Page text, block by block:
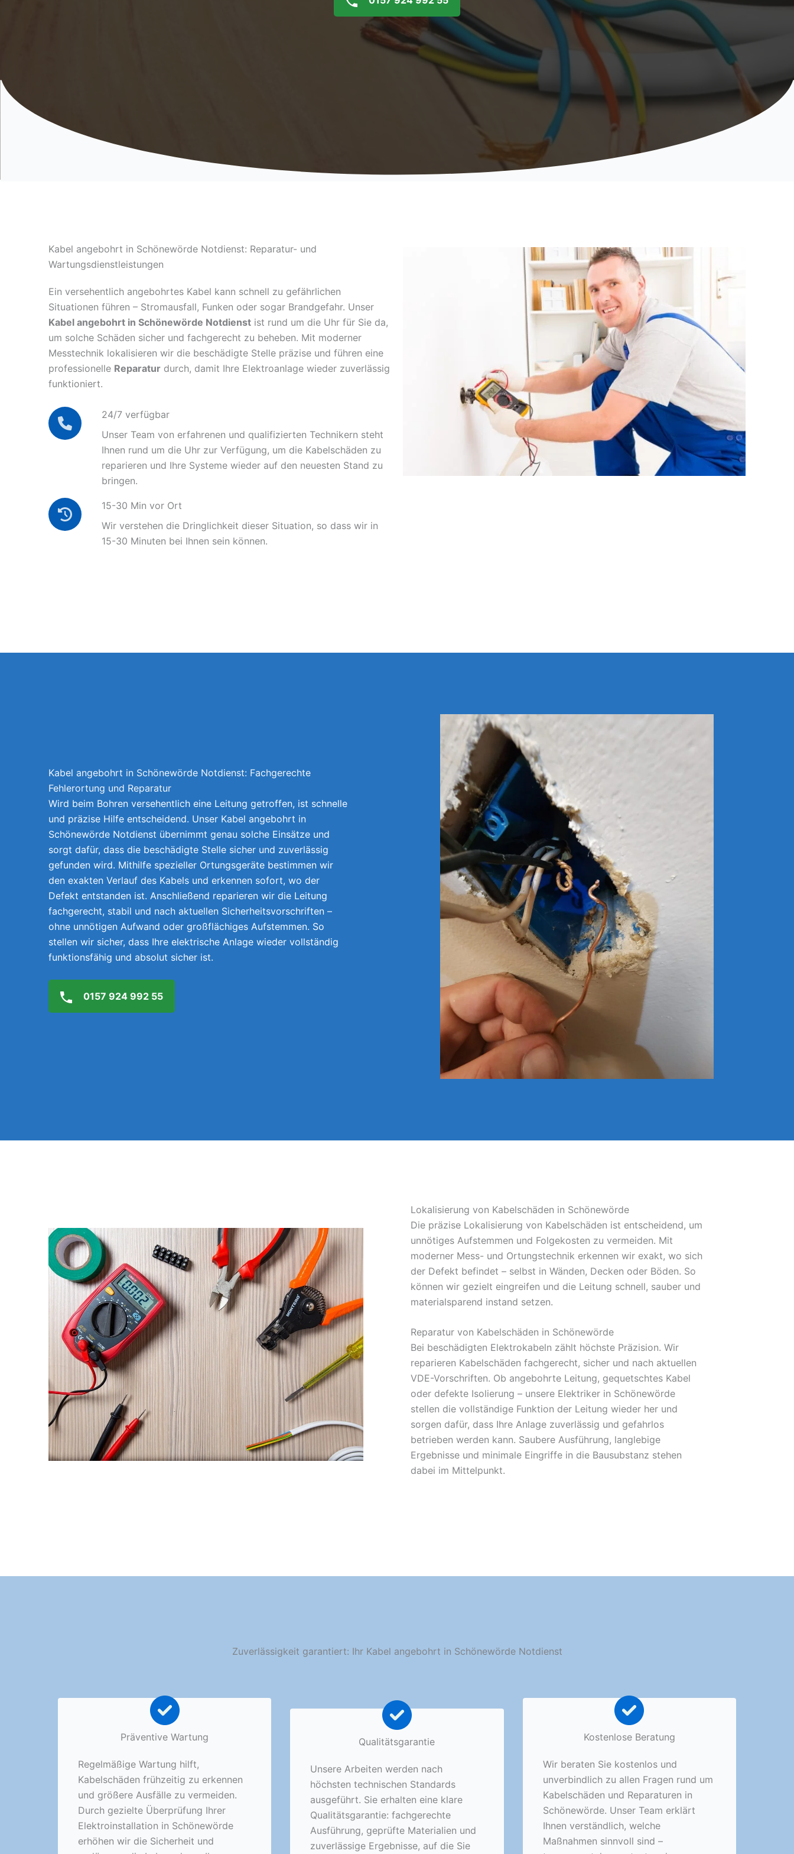
Kabel angebohrt in Schönewörde Notdienst: Reparatur- und
Wartungsdienstleistungen
Ein versehentlich angebohrtes Kabel kann schnell zu gefährlichen
Situationen führen – Stromausfall, Funken oder sogar Brandgefahr. Unser
Kabel angebohrt in Schönewörde Notdienst ist rund um die Uhr für Sie da,
um solche Schäden sicher und fachgerecht zu beheben. Mit moderner
Messtechnik lokalisieren wir die beschädigte Stelle präzise und führen eine
professionelle Reparatur durch, damit Ihre Elektroanlage wieder zuverlässig
funktioniert.
24/7 verfügbar
Unser Team von erfahrenen und qualifizierten Technikern steht
Ihnen rund um die Uhr zur Verfügung, um die Kabelschäden zu
reparieren und Ihre Systeme wieder auf den neuesten Stand zu
bringen.
15-30 Min vor Ort
Wir verstehen die Dringlichkeit dieser Situation, so dass wir in
15-30 Minuten bei Ihnen sein können.
Kabel angebohrt in Schönewörde Notdienst: Fachgerechte
Fehlerortung und Reparatur
Wird beim Bohren versehentlich eine Leitung getroffen, ist schnelle
und präzise Hilfe entscheidend. Unser Kabel angebohrt in
Schönewörde Notdienst übernimmt genau solche Einsätze und
sorgt dafür, dass die beschädigte Stelle sicher und zuverlässig
gefunden wird. Mithilfe spezieller Ortungsgeräte bestimmen wir
den exakten Verlauf des Kabels und erkennen sofort, wo der
Defekt entstanden ist. Anschließend reparieren wir die Leitung
fachgerecht, stabil und nach aktuellen Sicherheitsvorschriften –
ohne unnötigen Aufwand oder großflächiges Aufstemmen. So
stellen wir sicher, dass Ihre elektrische Anlage wieder vollständig
funktionsfähig und absolut sicher ist.
0157 924 992 55
Lokalisierung von Kabelschäden in Schönewörde
Die präzise Lokalisierung von Kabelschäden ist entscheidend, um
unnötiges Aufstemmen und Folgekosten zu vermeiden. Mit
moderner Mess- und Ortungstechnik erkennen wir exakt, wo sich
der Defekt befindet – selbst in Wänden, Decken oder Böden. So
können wir gezielt eingreifen und die Leitung schnell, sauber und
materialsparend instand setzen.
Reparatur von Kabelschäden in Schönewörde
Bei beschädigten Elektrokabeln zählt höchste Präzision. Wir
reparieren Kabelschäden fachgerecht, sicher und nach aktuellen
VDE-Vorschriften. Ob angebohrte Leitung, gequetschtes Kabel
oder defekte Isolierung – unsere Elektriker in Schönewörde
stellen die vollständige Funktion der Leitung wieder her und
sorgen dafür, dass Ihre Anlage zuverlässig und gefahrlos
betrieben werden kann. Saubere Ausführung, langlebige
Ergebnisse und minimale Eingriffe in die Bausubstanz stehen
dabei im Mittelpunkt.
Zuverlässigkeit garantiert: Ihr Kabel angebohrt in Schönewörde Notdienst
Präventive Wartung
Regelmäßige Wartung hilft,
Kabelschäden frühzeitig zu erkennen
und größere Ausfälle zu vermeiden.
Durch gezielte Überprüfung Ihrer
Elektroinstallation in Schönewörde
erhöhen wir die Sicherheit und
Qualitätsgarantie
Unsere Arbeiten werden nach
höchsten technischen Standards
ausgeführt. Sie erhalten eine klare
Qualitätsgarantie: fachgerechte
Ausführung, geprüfte Materialien und
zuverlässige Ergebnisse, auf die Sie
Kostenlose Beratung
Wir beraten Sie kostenlos und
unverbindlich zu allen Fragen rund um
Kabelschäden und Reparaturen in
Schönewörde. Unser Team erklärt
Ihnen verständlich, welche
Maßnahmen sinnvoll sind –